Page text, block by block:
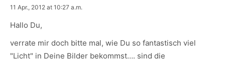
says:
11 Apr., 2012 at 10:27 a.m.
Hallo Du,
verrate mir doch bitte mal, wie Du so fantastisch viel
"Licht" in Deine Bilder bekommst…. sind die